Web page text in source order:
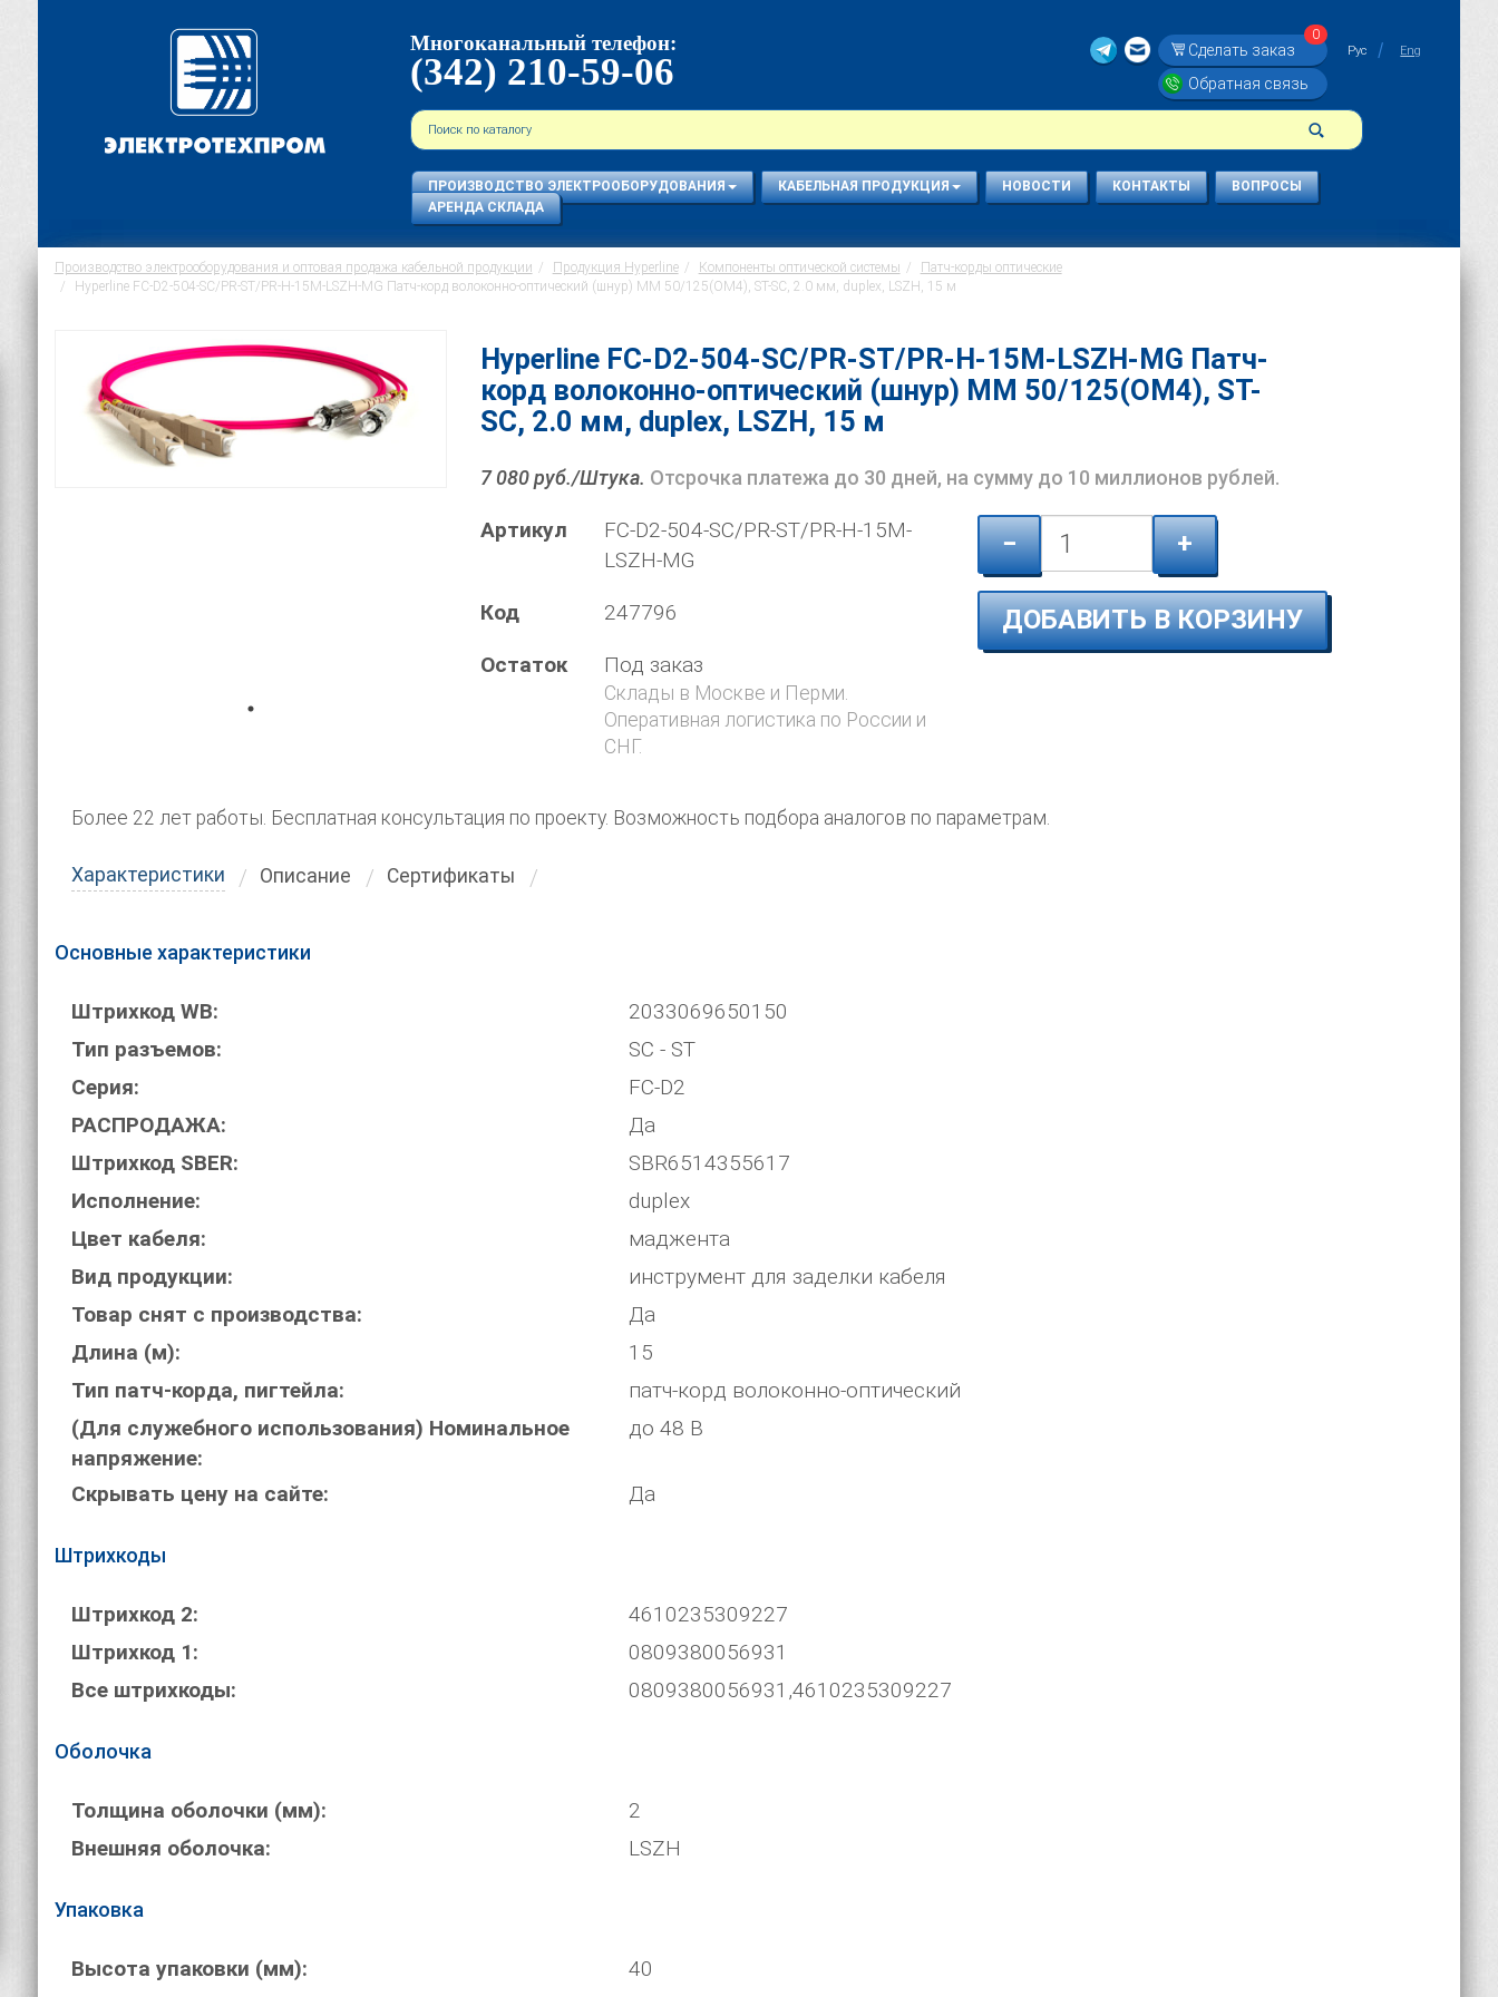
Многоканальный телефон:
(342) 210-59-06 Сделать заказ
0
Обратная связь
Рус Eng
ПРОИЗВОДСТВО ЭЛЕКТРООБОРУДОВАНИЯ КАБЕЛЬНАЯ ПРОДУКЦИЯ НОВОСТИ КОНТАКТЫ
ВОПРОСЫ
АРЕНДА СКЛАДА
Производство электрооборудования и оптовая продажа кабельной продукции Продукция Hyperline Компоненты оптической системы
Патч-корды оптические
Hyperline FC-D2-504-SC/PR-ST/PR-H-15M-LSZH-MG Патч-корд волоконно-оптический (шнур) MM 50/125(OM4), ST-SC, 2.0 мм, duplex, LSZH, 15 м
Hyperline FC-D2-504-SC/PR-ST/PR-H-15M-LSZH-MG Патч-
корд волоконно-оптический (шнур) MM 50/125(OM4), ST-
SC, 2.0 мм, duplex, LSZH, 15 м
7 080 руб./Штука. Отсрочка платежа до 30 дней, на сумму до 10 миллионов рублей.
Артикул
FC-D2-504-SC/PR-ST/PR-H-15M-
LSZH-MG
Код 247796
Остаток Под заказ
Склады в Москве и Перми.
Оперативная логистика по России и
СНГ.
− +
ДОБАВИТЬ В КОРЗИНУ
Более 22 лет работы. Бесплатная консультация по проекту. Возможность подбора аналогов по параметрам.
Характеристики Описание Сертификаты
Основные характеристики
Штрихкод WB:
2033069650150
Тип разъемов:
SC - ST
Серия:
FC-D2
РАСПРОДАЖА:
Да
Штрихкод SBER:
SBR6514355617
Исполнение:
duplex
Цвет кабеля:
маджента
Вид продукции:
инструмент для заделки кабеля
Товар снят с производства:
Да
Длина (м):
15
Тип патч-корда, пигтейла:
патч-корд волоконно-оптический
(Для служебного использования) Номинальное
напряжение:
до 48 В
Скрывать цену на сайте: Да
Штрихкоды
Штрихкод 2:
4610235309227
Штрихкод 1:
0809380056931
Все штрихкоды:
0809380056931,4610235309227
Оболочка
Толщина оболочки (мм):
2
Внешняя оболочка:
LSZH
Упаковка
Высота упаковки (мм):
40